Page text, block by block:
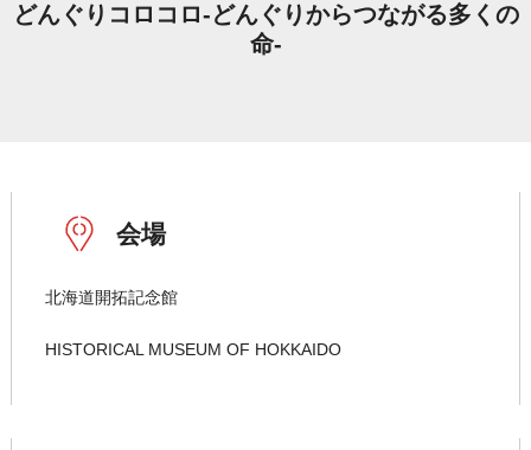
どんぐりコロコロ-どんぐりからつながる多くの
命-
会場
北海道開拓記念館
HISTORICAL MUSEUM OF HOKKAIDO